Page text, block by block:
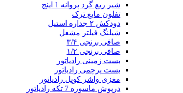
شیر ربع گرد پروانه 1 اینچ
تفلون مایع ترک
دودکش ۲ جداره استیل
شیلنگ فیلتر مشعل
صافی برنجی ۳/۴
صافی برنجی ۱/۲
بست زمینی رادیاتور
بست پرچمی رادیاتور
مغزی واشر کوپل رادیاتور
درپوش ماسوره 7 تکه رادیاتور